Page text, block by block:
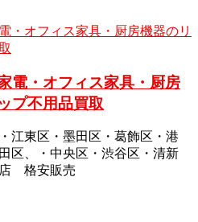
・オフィス家具・厨房
プ不用品買取
江東区・墨田区・葛飾区・港
区、・中央区・渋谷区・清新
格安販売